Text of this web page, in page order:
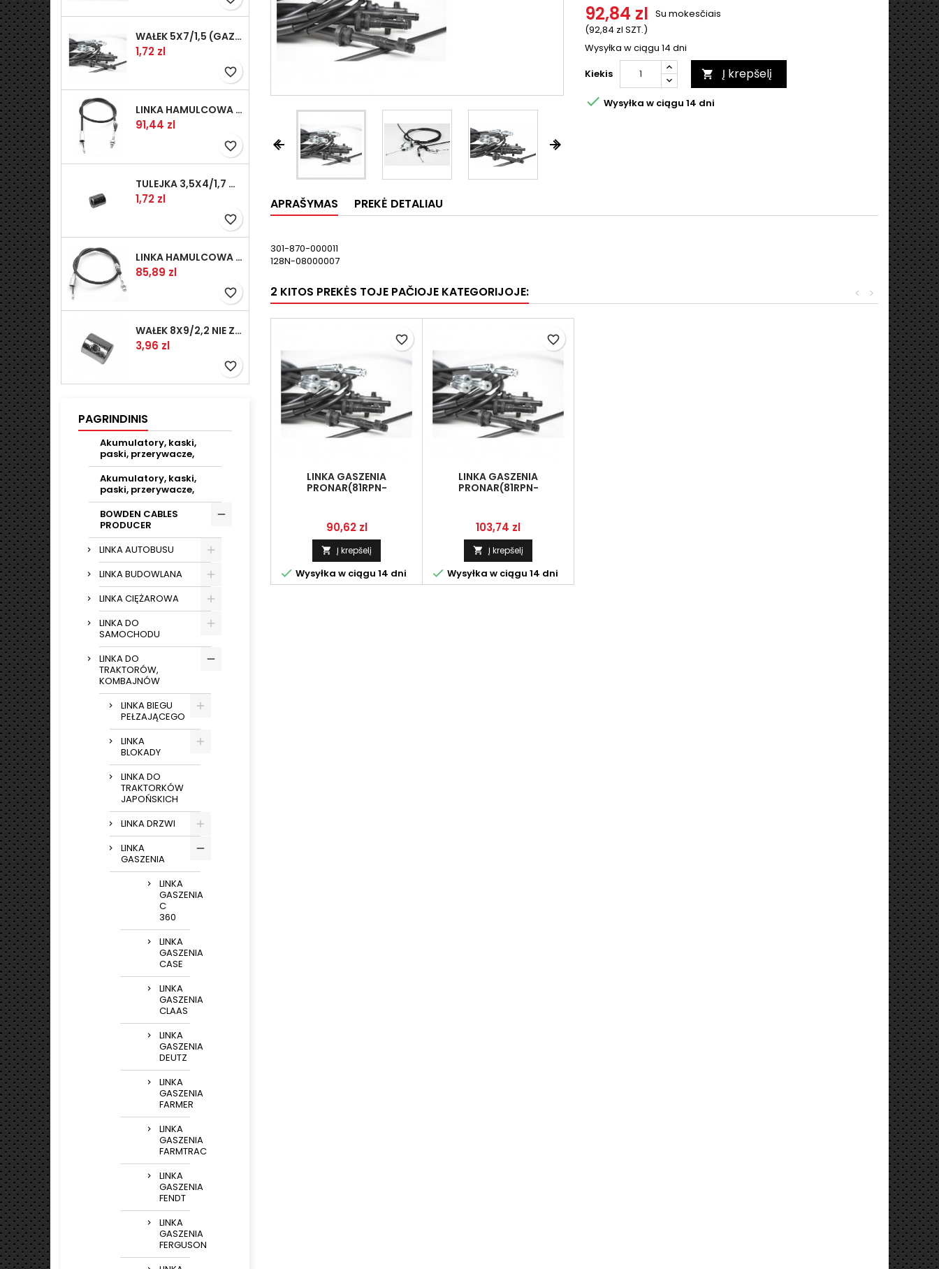
WAŁEK 5X7/1,5 (GAZ WSK)(PR5)
Kaina
1,72 zl
favorite_border
LINKA HAMULCOWA PRZYCZEPY KNOTT 1240/1030 33921-1.11S
Kaina
91,44 zl
favorite_border
TULEJKA 3,5X4/1,7 GAZÓW -OCYNK
Kaina
1,72 zl
favorite_border
LINKA HAMULCOWA PRZYCZEPY KNOTT 1040/830 33921-1.07S
Kaina
85,89 zl
favorite_border
WAŁEK 8X9/2,2 NIE ZAMAWIAĆ
Kaina
3,96 zl
favorite_border
PAGRINDINIS
Akumulatory, kaski,
paski, przerywacze,
Akumulatory, kaski,
paski, przerywacze,
BOWDEN CABLES
PRODUCER
LINKA AUTOBUSU
LINKA BUDOWLANA
LINKA CIĘŻAROWA
LINKA DO
SAMOCHODU
LINKA DO
TRAKTORÓW,
KOMBAJNÓW
LINKA BIEGU
PEŁZAJĄCEGO
LINKA
BLOKADY
LINKA DO
TRAKTORKÓW
JAPOŃSKICH
LINKA DRZWI
LINKA
GASZENIA
LINKA
GASZENIA
C
360
LINKA
GASZENIA
CASE
LINKA
GASZENIA
CLAAS
LINKA
GASZENIA
DEUTZ
LINKA
GASZENIA
FARMER
LINKA
GASZENIA
FARMTRAC
LINKA
GASZENIA
FENDT
LINKA
GASZENIA
FERGUSON
 
 
92,84 zl
(92,84 zl SZT.)
Su mokesčiais
Wysyłka w ciągu 14 dni
Kiekis
 Į krepšelį
 Wysyłka w ciągu 14 dni
APRAŠYMAS PREKĖ DETALIAU
301-870-000011
128N-08000007
2 KITOS PREKĖS TOJE PAČIOJE KATEGORIJOJE: >
<
LINKA GASZENIA
PRONAR(81RPN-
Kaina
90,62 zl
 Į krepšelį
 Wysyłka w ciągu 14 dni
favorite_border
LINKA GASZENIA
PRONAR(81RPN-
Kaina
103,74 zl
 Į krepšelį
 Wysyłka w ciągu 14 dni
favorite_border